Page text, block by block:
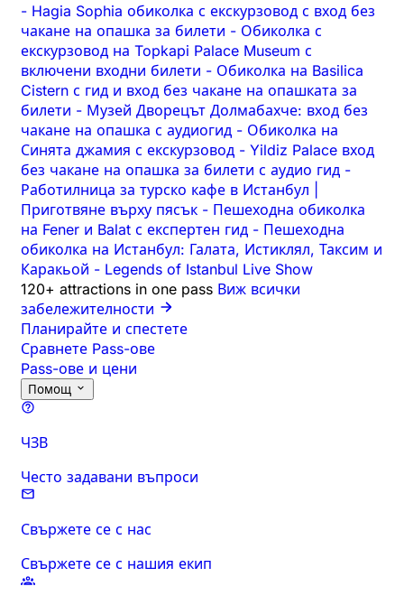
- Hagia Sophia обиколка с екскурзовод с вход без
чакане на опашка за билети - Обиколка с
екскурзовод на Topkapi Palace Museum с
включени входни билети - Обиколка на Basilica
Cistern с гид и вход без чакане на опашката за
билети - Музей Дворецът Долмабахче: вход без
чакане на опашка с аудиогид - Обиколка на
Синята джамия с екскурзовод - Yildiz Palace вход
без чакане на опашка за билети с аудио гид -
Работилница за турско кафе в Истанбул |
Приготвяне върху пясък - Пешеходна обиколка
на Fener и Balat с експертен гид - Пешеходна
обиколка на Истанбул: Галата, Истиклял, Таксим и
Каракьой - Legends of Istanbul Live Show
120+ attractions in one pass Виж всички
забележителности
Планирайте и спестете
Сравнете Pass-ове
Pass-ове и цени
Помощ
ЧЗВ
Често задавани въпроси
Свържете се с нас
Свържете се с нашия екип